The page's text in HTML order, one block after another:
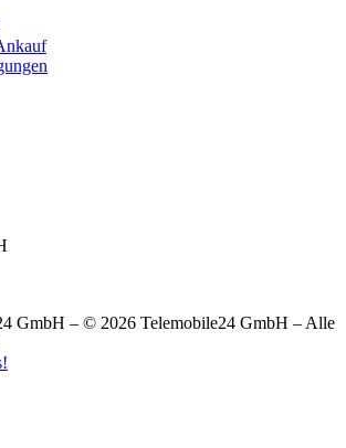
GmbH – © 2026 Telemobile24 GmbH – Alle